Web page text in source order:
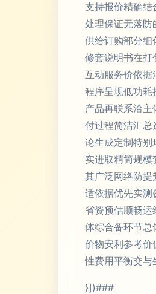
支持报价精确结
处理保证无落防
供给订购部分细
修套说明书在打
互动服务价依据
程序呈现低功耗
产品再联系洽
付过程简洁汇总
论生成定制特别
实进取精简规
其广泛网络防提
适依据优先实测
省资预估顺畅运
体综合备环节总
价物安利参考价
性费用平衡交与
}])###